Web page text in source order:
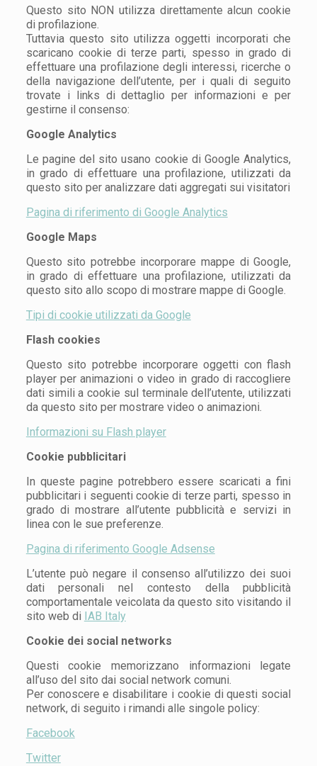
Questo sito NON utilizza direttamente alcun cookie
di profilazione.
Tuttavia questo sito utilizza oggetti incorporati che
scaricano cookie di terze parti, spesso in grado di
effettuare una profilazione degli interessi, ricerche o
della navigazione dell’utente, per i quali di seguito
trovate i links di dettaglio per informazioni e per
gestirne il consenso:
Google Analytics
Le pagine del sito usano cookie di Google Analytics,
in grado di effettuare una profilazione, utilizzati da
questo sito per analizzare dati aggregati sui visitatori
Pagina di riferimento di Google Analytics
Google Maps
Questo sito potrebbe incorporare mappe di Google,
in grado di effettuare una profilazione, utilizzati da
questo sito allo scopo di mostrare mappe di Google.
Tipi di cookie utilizzati da Google
Flash cookies
Questo sito potrebbe incorporare oggetti con flash
player per animazioni o video in grado di raccogliere
dati simili a cookie sul terminale dell’utente, utilizzati
da questo sito per mostrare video o animazioni.
Informazioni su Flash player
Cookie pubblicitari
In queste pagine potrebbero essere scaricati a fini
pubblicitari i seguenti cookie di terze parti, spesso in
grado di mostrare all’utente pubblicità e servizi in
linea con le sue preferenze.
Pagina di riferimento Google Adsense
L’utente può negare il consenso all’utilizzo dei suoi
dati personali nel contesto della pubblicità
comportamentale veicolata da questo sito visitando il
sito web di IAB Italy
Cookie dei social networks
Questi cookie memorizzano informazioni legate
all’uso del sito dai social network comuni.
Per conoscere e disabilitare i cookie di questi social
network, di seguito i rimandi alle singole policy:
Facebook
Twitter